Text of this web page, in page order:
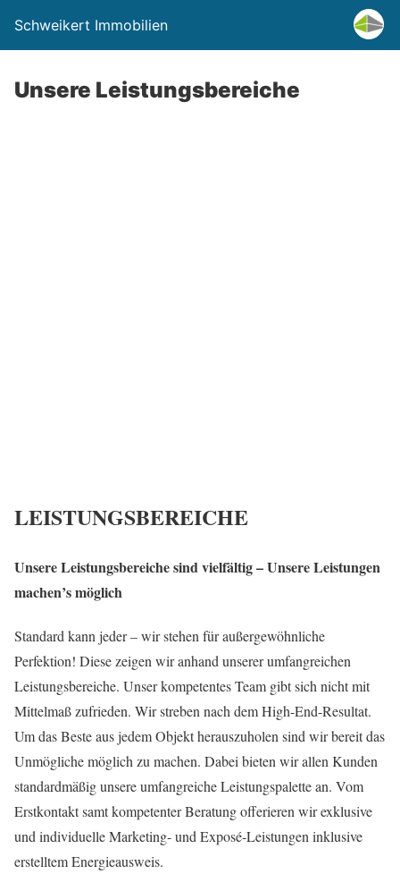
Schweikert Immobilien
Unsere Leistungsbereiche
LEISTUNGSBEREICHE
Unsere Leistungsbereiche sind vielfältig – Unsere Leistungen
machen’s möglich
Standard kann jeder – wir stehen für außergewöhnliche
Perfektion! Diese zeigen wir anhand unserer umfangreichen
Leistungsbereiche. Unser kompetentes Team gibt sich nicht mit
Mittelmaß zufrieden. Wir streben nach dem High-End-Resultat.
Um das Beste aus jedem Objekt herauszuholen sind wir bereit das
Unmögliche möglich zu machen. Dabei bieten wir allen Kunden
standardmäßig unsere umfangreiche Leistungspalette an. Vom
Erstkontakt samt kompetenter Beratung offerieren wir exklusive
und individuelle Marketing- und Exposé-Leistungen inklusive
erstelltem Energieausweis.